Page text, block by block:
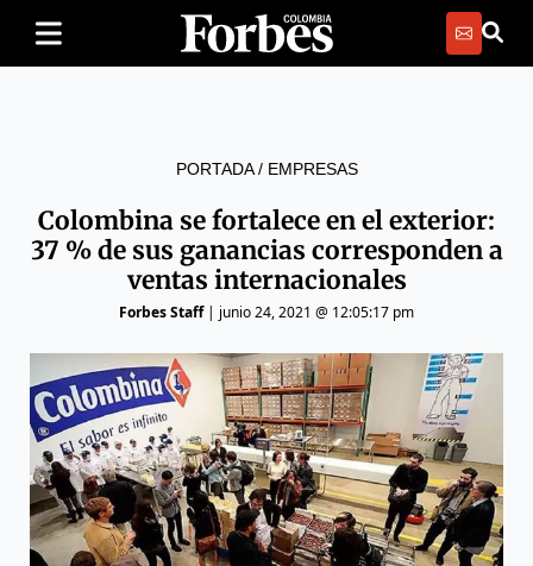
PORTADA/ EMPRESAS
Colombina se fortalece en el exterior:
37 % de sus ganancias corresponden a
ventas internacionales
Forbes Staff| junio 24, 2021 @ 12:05:17 pm